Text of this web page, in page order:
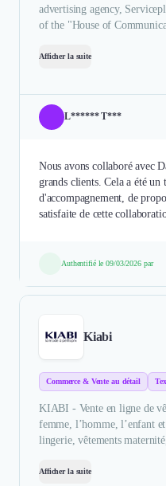
advertising agency,
of the "House of
Afficher la suite
L****** T***
Nous avons collaboré avec
grands clients. Cela a été un
d'accompagnement, de
satisfaite de cette
Authentifié le 09/03/2026 par
Kiabi
Commerce & Vente au détail
KIABI - Vente en ligne de
femme, l’homme, l’enfant
lingerie, vêtements
Afficher la suite